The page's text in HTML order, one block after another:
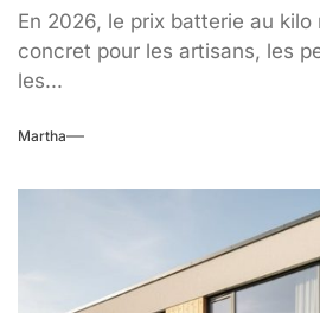
En 2026, le prix batterie au
concret pour les artisans, les
les...
Martha